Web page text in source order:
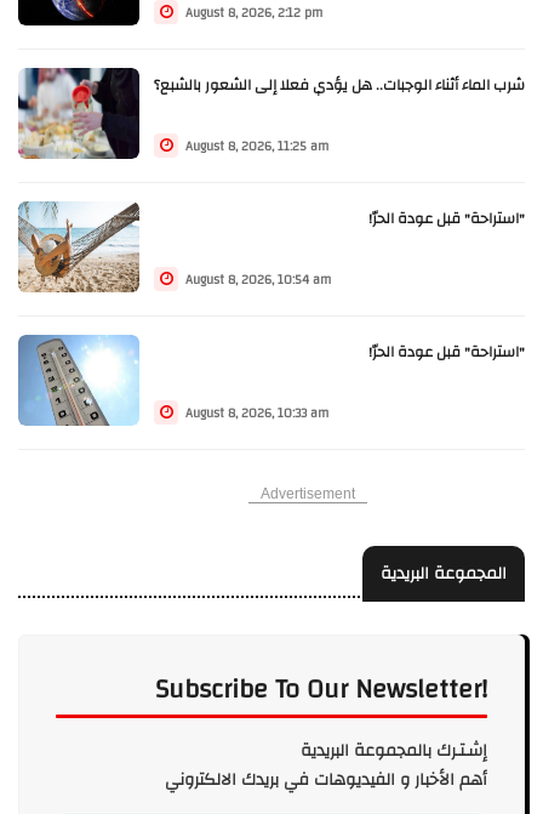
August 8, 2026, 2:12 pm
شرب الماء أثناء الوجبات.. هل يؤدي فعلا إلى الشعور بالشبع؟
August 8, 2026, 11:25 am
"استراحة" قبل عودة الحرّ!
August 8, 2026, 10:54 am
"استراحة" قبل عودة الحرّ!
August 8, 2026, 10:33 am
Advertisement
المجموعة البريدية
Subscribe To Our Newsletter!
إشـتـرك بالمجموعة البريدية
أهم الأخبار و الفيديوهات في بريدك الالكتروني